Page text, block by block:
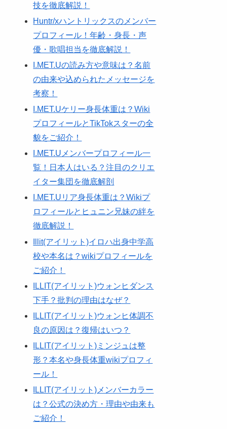
技を徹底解説！
Huntr/xハントリックスのメンバー
プロフィール！年齢・身長・声
優・歌唱担当を徹底解説！
I.MET.Uの読み方や意味は？名前
の由来や込められたメッセージを
考察！
I.MET.Uケリー身長体重は？Wiki
プロフィールとTikTokスターの全
貌をご紹介！
I.MET.Uメンバープロフィール一
覧！日本人はいる？注目のクリエ
イター集団を徹底解剖
I.MET.Uリア身長体重は？Wikiプ
ロフィールとヒュニン兄妹の絆を
徹底解説！
Illit(アイリット)イロハ出身中学高
校や本名は？wikiプロフィールを
ご紹介！
ILLIT(アイリット)ウォンヒダンス
下手？批判の理由はなぜ？
ILLIT(アイリット)ウォンヒ体調不
良の原因は？復帰はいつ？
ILLIT(アイリット)ミンジュは整
形？本名や身長体重wikiプロフィ
ール！
ILLIT(アイリット)メンバーカラー
は？公式の決め方・理由や由来も
ご紹介！